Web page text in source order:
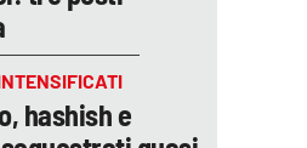
hashish e